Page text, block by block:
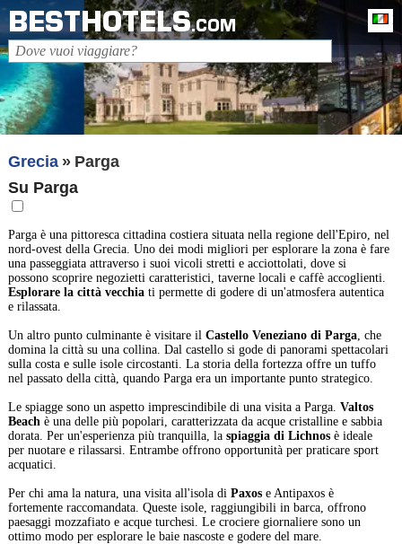
BESTHOTELS.COM
Grecia
Parga
Su Parga
Parga è una pittoresca cittadina costiera situata nella regione dell'Epiro, nel
nord-ovest della Grecia. Uno dei modi migliori per esplorare la zona è fare
una passeggiata attraverso i suoi vicoli stretti e acciottolati, dove si
possono scoprire negozietti caratteristici, taverne locali e caffè accoglienti.
Esplorare la città vecchiati permette di godere di un'atmosfera autentica
e rilassata.
Un altro punto culminante è visitare il Castello Veneziano di Parga, che
domina la città su una collina. Dal castello si gode di panorami spettacolari
sulla costa e sulle isole circostanti. La storia della fortezza offre un tuffo
nel passato della città, quando Parga era un importante punto strategico.
Le spiagge sono un aspetto imprescindibile di una visita a Parga. Valtos
Beachè una delle più popolari, caratterizzata da acque cristalline e sabbia
dorata. Per un'esperienza più tranquilla, la spiaggia di Lichnosè ideale
per nuotare e rilassarsi. Entrambe offrono opportunità per praticare sport
acquatici.
Per chi ama la natura, una visita all'isola di Paxose Antipaxos è
fortemente raccomandata. Queste isole, raggiungibili in barca, offrono
paesaggi mozzafiato e acque turchesi. Le crociere giornaliere sono un
ottimo modo per esplorare le baie nascoste e godere del mare.